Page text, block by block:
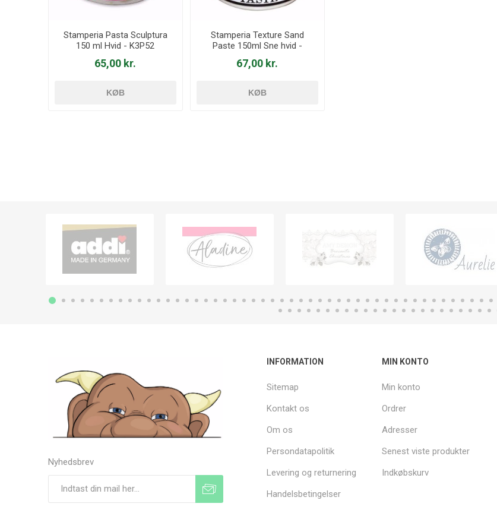
Stamperia Pasta Sculptura
150 ml Hvid - K3P52
65,00 kr.
KØB
Stamperia Texture Sand
Paste 150ml Sne hvid -
K3P40
67,00 kr.
KØB
Nyhedsbrev
INFORMATION
Sitemap
Kontakt os
Om os
Persondatapolitik
Levering og returnering
Handelsbetingelser
MIN KONTO
Min konto
Ordrer
Adresser
Senest viste produkter
Indkøbskurv